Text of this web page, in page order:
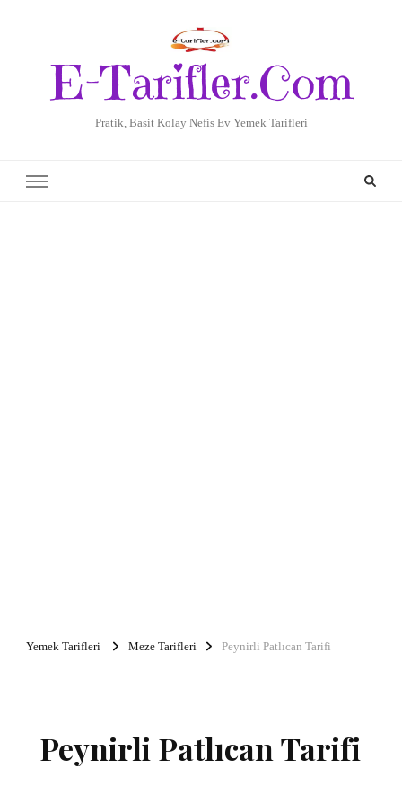
E-Tarifler.Com
Pratik, Basit Kolay Nefis Ev Yemek Tarifleri
Yemek Tarifleri Meze Tarifleri Peynirli Patlıcan Tarifi
Peynirli Patlıcan Tarifi